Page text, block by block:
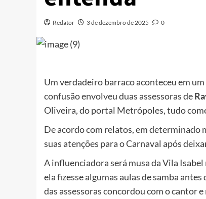
Redator 3 de dezembro de 2025 0
Um verdadeiro barraco aconteceu em
confusão envolveu duas assessoras de
Oliveira, do portal Metrópoles, tudo
De acordo com relatos, em determinado
suas atenções para o Carnaval após
A influenciadora será musa da Vila
ela fizesse algumas aulas de samba
das assessoras concordou com o cantor